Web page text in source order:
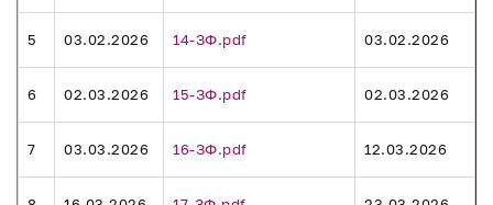
5 03.02.2026 14-ЗФ.pdf 03.02.2026
6 02.03.2026 15-ЗФ.pdf 02.03.2026
7 03.03.2026 16-ЗФ.pdf 12.03.2026